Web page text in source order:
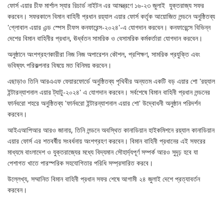
ফোর্স এয়ার চীফ মার্শাল স্যার রিচার্ড নাইটন এর আমন্ত্রণে ১৬-২৩ জুলাই যুক্তরাজ্য সফর
করবেন। সফরকালে বিমান বাহিনী প্রধান রয়্যাল এয়ার ফোর্স কর্তৃক আয়োজিত লন্ডনে অনুষ্ঠিতব্য
'গ্লোবাল এয়ার এন্ড স্পেস চীফস কনফারেন্স-২০২৪'-এ যোগদান করবেন। কনফারেন্সে বিভিন্ন
দেশের বিমান বাহিনীর প্রধান, ঊর্ধ্বতন সামরিক ও বেসামরিক কর্মকর্তারা যোগদান করবেন।
অনুষ্ঠানে অংশগ্রহণকারীরা নিজ নিজ অপারেশন কৌশল, প্রশিক্ষণ, সামরিক প্রযুক্তি এবং
ভবিষ্যৎ পরিকল্পনার বিষয়ে মত বিনিময় করবেন।
এছাড়াও তিনি আরএএফ ফেয়ারফোর্ডে অনুষ্ঠিতব্য পৃথিবীর অন্যতম একটি বড় এয়ার শো 'রয়্যাল
ইন্টারন্যাশনাল এয়ার ট্যাটু-২০২৪' এ যোগদান করবেন। সর্বশেষে বিমান বাহিনী প্রধান লন্ডনের
ফার্নবরো শহরে অনুষ্ঠিতব্য 'ফার্নবরো ইন্টারন্যাশনাল এয়ার শো' উদ্বোধনী অনুষ্ঠান পরিদর্শন
করবেন।
আইএআপিআর আরও জানায়, তিনি লন্ডনে অবস্থিত কানাডিয়ান হাইকমিশনে রয়্যাল কানাডিয়ান
এয়ার ফোর্স এর শতবর্ষীয় সংবর্ধনায় অংশগ্রহণ করবেন। বিমান বাহিনী প্রধানের এই সফরের
মাধ্যমে বাংলাদেশ ও যুক্তরাজ্যের মধ্যে বিদ্যমান সৌহার্দ্যপূর্ণ সম্পর্ক আরও সুদৃঢ় হবে যা
পেশাগত খাতে পারস্পরিক সহযোগিতার পরিধি সম্প্রসারিত করবে।
উল্লেখ্য, সম্মানিত বিমান বাহিনী প্রধান সফর শেষে আগামী ২৪ জুলাই দেশে প্রত্যাবর্তন
করবেন।